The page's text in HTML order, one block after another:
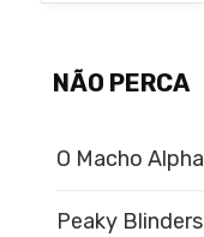
NÃO PERCA
O Macho Alpha
Peaky Blinders